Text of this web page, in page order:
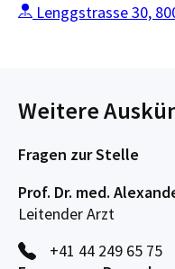
Lenggstrasse 30,
Weitere
Fragen zur Stelle
Prof. Dr. med.
Leitender Arzt
+41 44 249 65 75